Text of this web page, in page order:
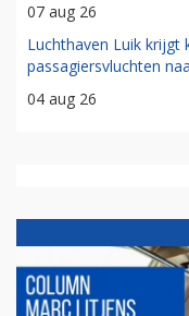
07 aug 26
Luchthaven Luik
passagiersvluchten
04 aug 26